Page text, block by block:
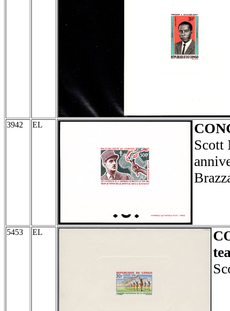
3942 EL
Scott
5453 EL